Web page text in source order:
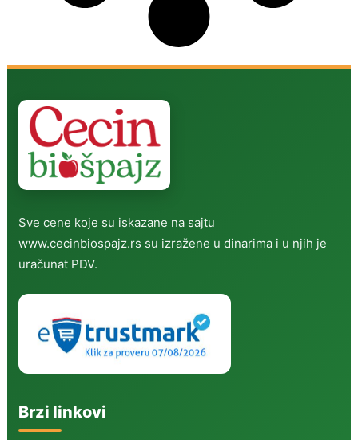
Sve cene koje su iskazane na sajtu
www.cecinbiospajz.rs su izražene u dinarima i u njih je
uračunat PDV.
Brzi linkovi